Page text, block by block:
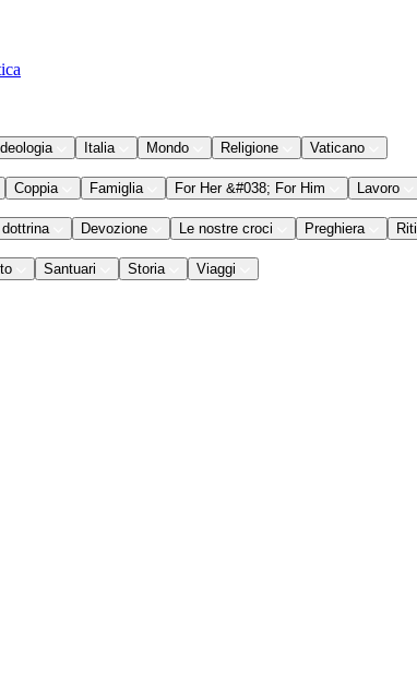
Ideologia Italia Mondo Religione Vaticano
Coppia Famiglia For Her &#038; For Him Lavoro
Devozione Le nostre croci Preghiera Riti
Santuari Storia Viaggi